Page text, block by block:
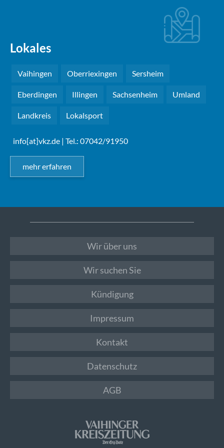
Lokales
Vaihingen Oberriexingen Sersheim
Eberdingen Illingen Sachsenheim Umland
Landkreis Lokalsport
info[at]vkz.de | Tel.: 07042/91950
mehr erfahren
Wir über uns
Wir suchen Sie
Kündigung
Impressum
Kontakt
Datenschutz
AGB